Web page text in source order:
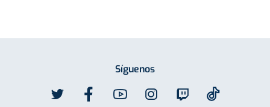
Síguenos